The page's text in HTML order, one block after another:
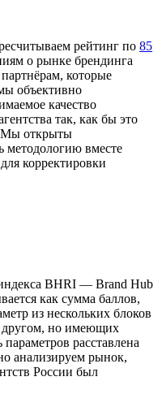
рейтинг по 85
о рынке брендинга
которые
объективно
качество
так, как бы это
Мы открыты
методологию вместе
корректировки
BHRI — Brand Hub
как сумма баллов,
из нескольких блоков
другом, но имеющих
расставлена
анализируем рынок,
России был